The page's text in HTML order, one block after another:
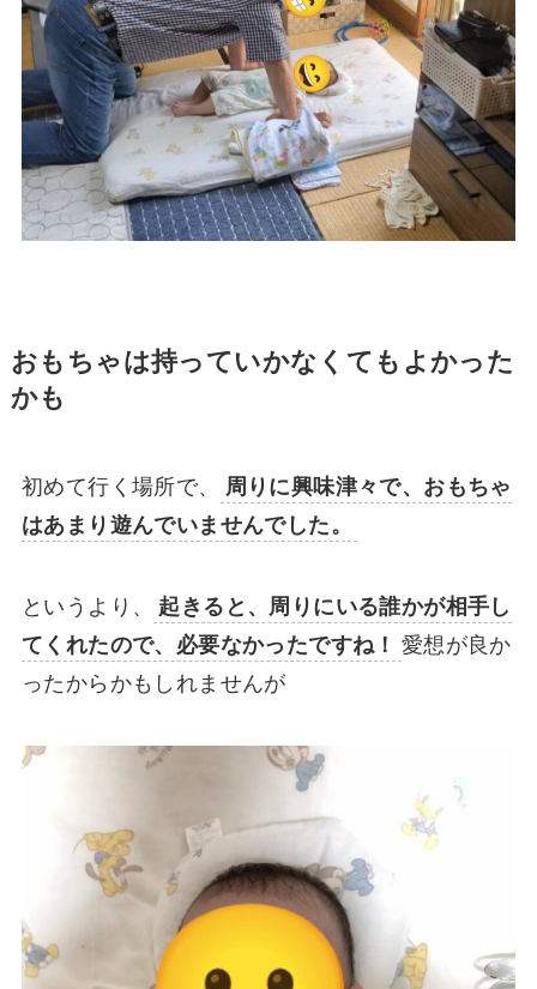
おもちゃは持っていかなくてもよかった
かも
初めて行く場所で、
周りに興味津々で、おもちゃ
はあまり遊んでいませんでした。
というより、
起きると、周りにいる誰かが相手し
てくれたので、必要なかったですね！ 愛想が良か
ったからかもしれませんが